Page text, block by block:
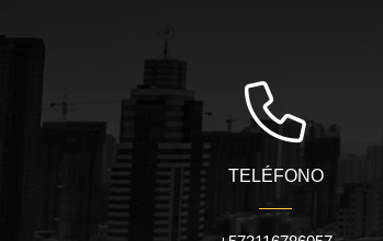
TELÉFONO